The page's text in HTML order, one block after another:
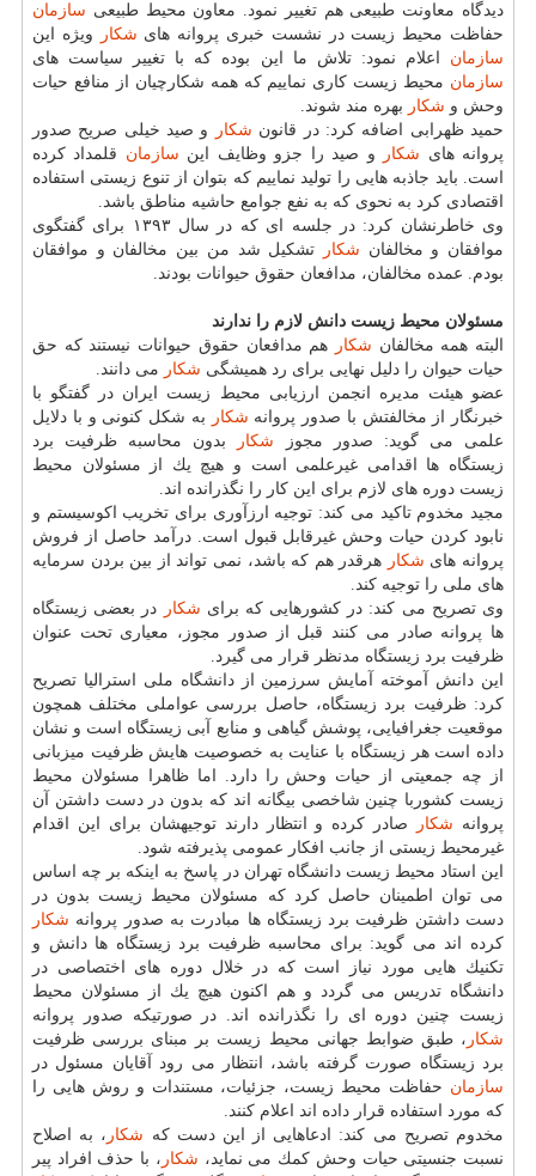
دیدگاه معاونت طبیعی هم تغییر نمود. معاون محیط طبیعی سازمان
حفاظت محیط زیست در نشست خبری پروانه های شكار
ویژه این
سازمان اعلام نمود: تلاش ما این بوده كه با تغییر سیاست های
سازمان محیط زیست كاری نماییم كه همه شكارچیان از منافع حیات
وحش و شكار بهره مند شوند.
حمید ظهرابی اضافه كرد: در قانون شكار
و صید خیلی صریح صدور
پروانه های شكار و صید را جزو وظایف این سازمان قلمداد كرده
است. باید جاذبه هایی را تولید نماییم كه بتوان از تنوع زیستی استفاده
اقتصادی كرد به نحوی كه به نفع جوامع حاشیه مناطق باشد.
وی خاطرنشان كرد: در جلسه ای كه در سال ۱۳۹۳ برای گفتگوی
موافقان و مخالفان شكار
تشكیل شد من بین مخالفان و موافقان
بودم. عمده مخالفان، مدافعان حقوق حیوانات بودند.
مسئولان محیط زیست دانش لازم را ندارند
البته همه مخالفان شكار
هم مدافعان حقوق حیوانات نیستند كه حق
حیات حیوان را دلیل نهایی برای رد همیشگی شكار می دانند.
عضو هیئت مدیره انجمن ارزیابی محیط زیست ایران در گفتگو با
خبرنگار از مخالفتش با صدور پروانه شكار
به شكل كنونی و با دلایل
علمی می گوید: صدور مجوز شكار
بدون محاسبه ظرفیت برد
زیستگاه ها اقدامی غیرعلمی است و هیچ یك از مسئولان محیط
زیست دوره های لازم برای این كار را نگذرانده اند.
مجید مخدوم تاكید می كند: توجیه ارزآوری برای تخریب اكوسیستم و
نابود كردن حیات وحش غیرقابل قبول است. درآمد حاصل از فروش
پروانه های شكار هرقدر هم كه باشد، نمی تواند از بین بردن سرمایه
های ملی را توجیه كند.
وی تصریح می كند: در كشورهایی كه برای شكار
در بعضی زیستگاه
ها پروانه صادر می كنند قبل از صدور مجوز، معیاری تحت عنوان
ظرفیت برد زیستگاه مدنظر قرار می گیرد.
این دانش آموخته آمایش سرزمین از دانشگاه ملی استرالیا تصریح
كرد: ظرفیت برد زیستگاه، حاصل بررسی عواملی مختلف همچون
موقعیت جغرافیایی، پوشش گیاهی و منابع آبی زیستگاه است و نشان
داده است هر زیستگاه با عنایت به خصوصیت هایش ظرفیت میزبانی
از چه جمعیتی از حیات وحش را دارد. اما ظاهرا مسئولان محیط
زیست كشوربا چنین شاخصی بیگانه اند كه بدون در دست داشتن آن
پروانه شكار
صادر كرده و انتظار دارند توجیهشان برای این اقدام
غیرمحیط زیستی از جانب افكار عمومی پذیرفته شود.
این استاد محیط زیست دانشگاه تهران در پاسخ به اینكه بر چه اساس
می توان اطمینان حاصل كرد كه مسئولان محیط زیست بدون در
دست داشتن ظرفیت برد زیستگاه ها مبادرت به صدور پروانه شكار
كرده اند می گوید: برای محاسبه ظرفیت برد زیستگاه ها دانش و
تكنیك هایی مورد نیاز است كه در خلال دوره های اختصاصی در
دانشگاه تدریس می گردد و هم اكنون هیچ یك از مسئولان محیط
زیست چنین دوره ای را نگذرانده اند. در صورتیكه صدور پروانه
شكار ، طبق ضوابط جهانی محیط زیست بر مبنای بررسی ظرفیت
برد زیستگاه صورت گرفته باشد، انتظار می رود آقایان مسئول در
سازمان حفاظت محیط زیست، جزئیات، مستندات و روش هایی را
كه مورد استفاده قرار داده اند اعلام كنند.
مخدوم تصریح می كند: ادعاهایی از این دست كه شكار ، به اصلاح
نسبت جنسیتی حیات وحش كمك می نماید، شكار ، با حذف افراد پیر